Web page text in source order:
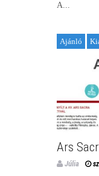
A...
Ajánló
Ars
Júlia